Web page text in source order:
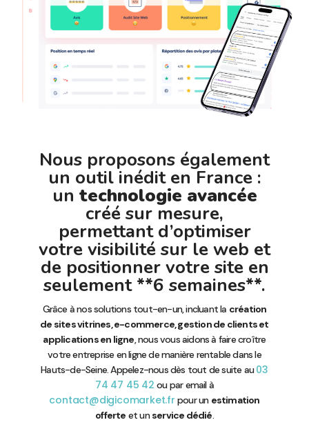
Nous proposons également
un outil inédit en France :
un technologie avancée
créé sur mesure,
permettant d’optimiser
votre visibilité sur le web et
de positionner votre site en
seulement **6 semaines**.
Grâce à nos solutions tout-en-un, incluant la création
de sites vitrines, e-commerce, gestion de clients et
applications en ligne, nous vous aidons à faire croître
votre entreprise en ligne de manière rentable dans le
Hauts-de-Seine. Appelez-nous dès tout de suite au03
74 47 45 42 ou par email à
contact@digicomarket.fr pour un estimation
offerte et unservice dédié.